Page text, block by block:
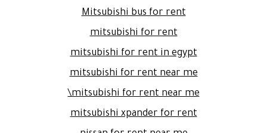
Mitsubishi bus for rent
mitsubishi for rent
mitsubishi for rent in egypt
mitsubishi for rent near me
mitsubishi for rent near me\
mitsubishi xpander for rent